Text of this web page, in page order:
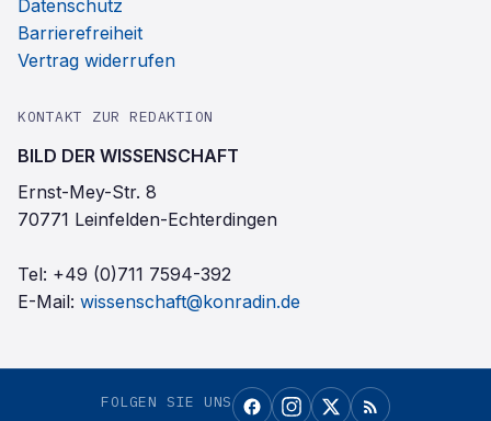
Datenschutz
Barrierefreiheit
Vertrag widerrufen
KONTAKT ZUR REDAKTION
BILD DER WISSENSCHAFT
Ernst-Mey-Str. 8
70771 Leinfelden-Echterdingen
Tel: +49 (0)711 7594-392
E-Mail: wissenschaft@konradin.de
FOLGEN SIE UNS